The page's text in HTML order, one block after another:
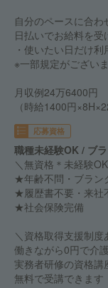
自分のペースに合わ
日払いでお給料を受
・使いたい日だけ利
※一部規定がございま
月収例24万6400円
（時給1400円
応募資格
職種未経験OK / ブ
＼無資格＊未経験
★年齢不問・ブラン
★履歴書不要・来社
★社会保険完備
＼資格取得支援制度
働きながら0円で介
実務者研修の資格講
無料で受講できます